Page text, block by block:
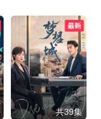
共39集